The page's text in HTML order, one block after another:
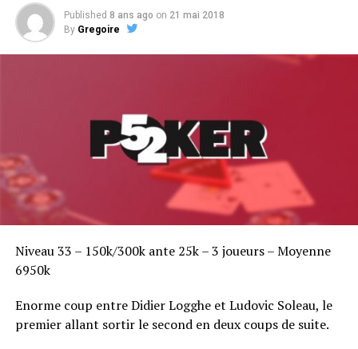
Published 8 ans ago on 21 mai 2018
By Gregoire
Niveau 33 – 150k/300k ante 25k – 3 joueurs – Moyenne
6950k
Enorme coup entre Didier Logghe et Ludovic Soleau, le
premier allant sortir le second en deux coups de suite.